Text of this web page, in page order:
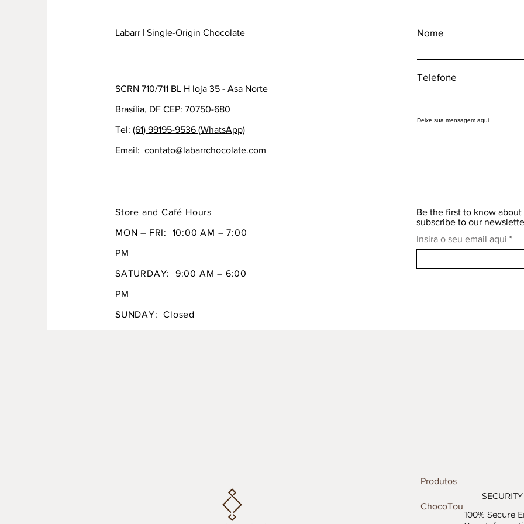
Labarr | Single-Origin Chocolate
SCRN 710/711 BL H loja 35 - Asa Norte
Brasília, DF CEP: 70750-680
Tel: (61) 99195-9536 (WhatsApp)
Email: contato@labarrchocolate.com
Store and Café Hours
MON – FRI: 10:00 AM – 7:00
PM
SATURDAY: 9:00 AM – 6:00
PM
SUNDAY: Closed
Nome
Telefone
Deixe sua mensagem aqui
Be the first to know
subscribe to our
Insira o seu email aqui
Produtos
ChocoTour
SECURITY
100% Secure